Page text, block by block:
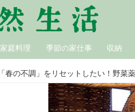
家庭料理 季節の家仕事 収納